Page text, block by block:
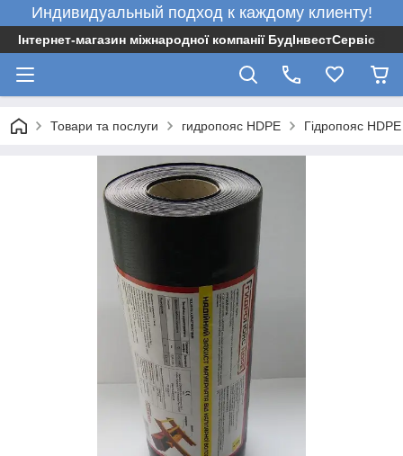
Индивидуальный подход к каждому клиенту!
Інтернет-магазин міжнародної компанії БудІнвестСервіс
Товари та послуги гидропояс HDPE Гідропояс